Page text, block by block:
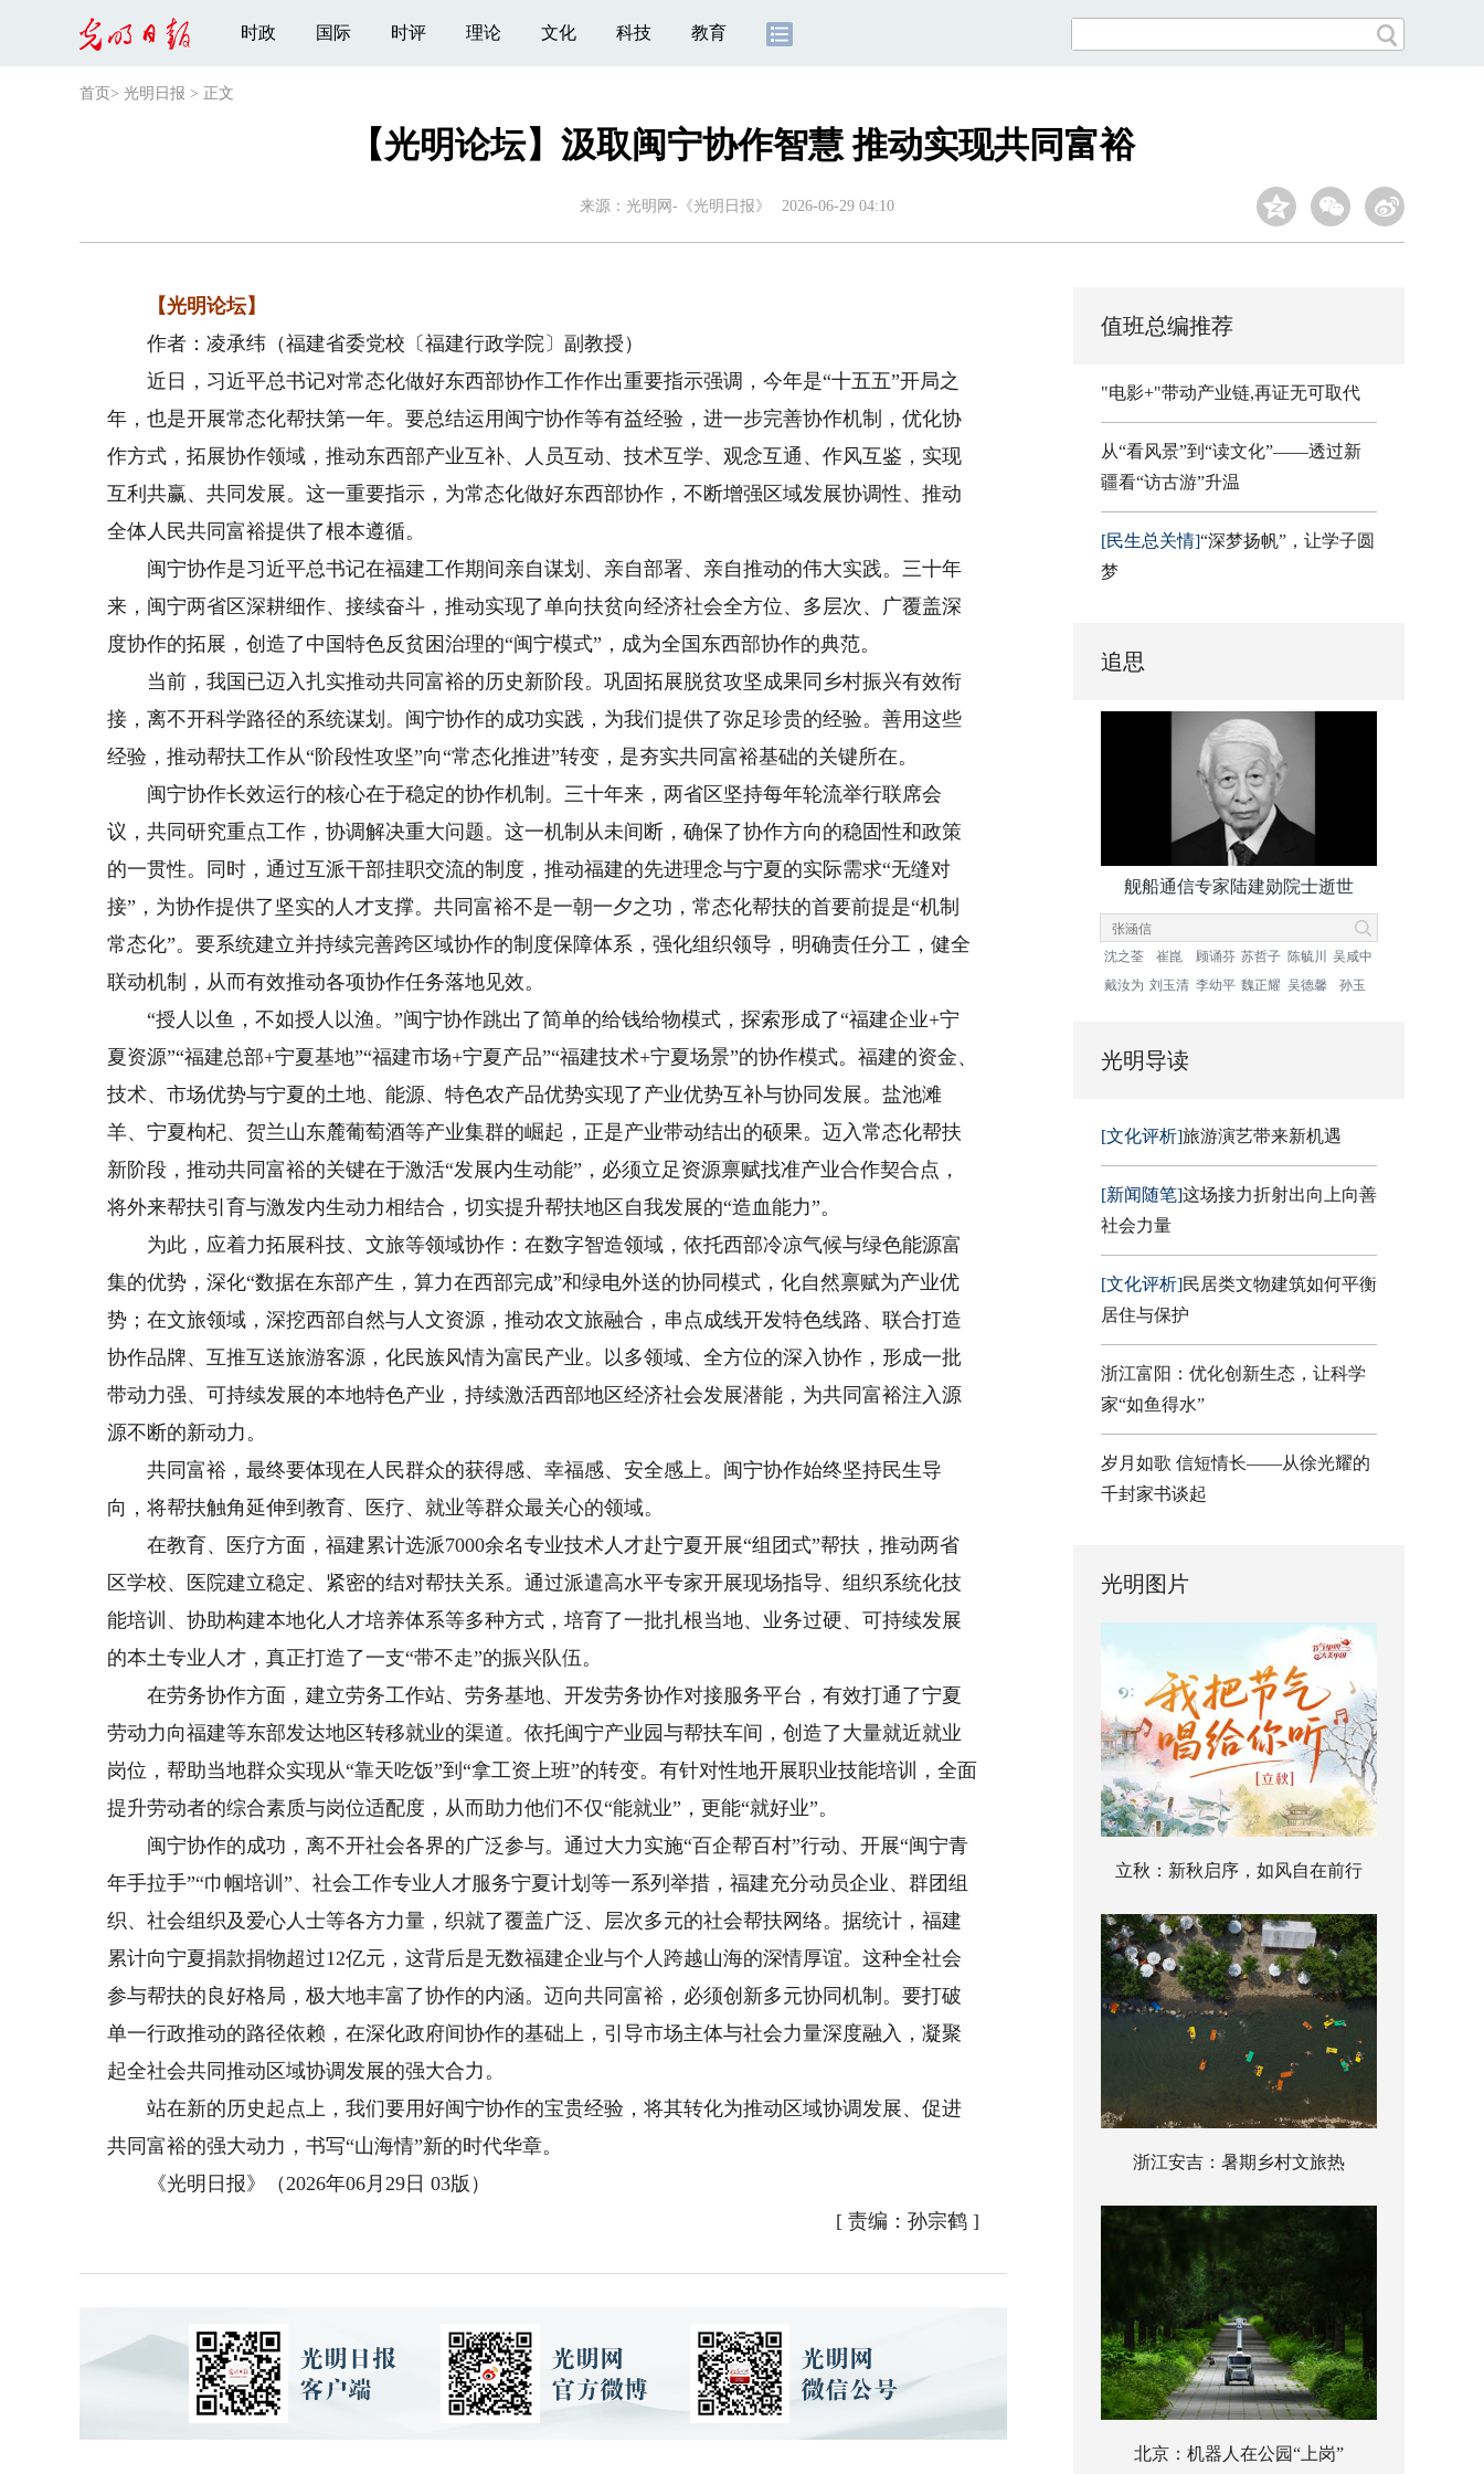
时政 国际 时评 理论 文化 科技 教育
首页 > 光明日报 > 正文
【光明论坛】汲取闽宁协作智慧 推动实现共同富裕
来源： 光明网-《光明日报》 2026-06-29 04:10
【光明论坛】
作者：凌承纬（福建省委党校〔福建行政学院〕副教授）
近日，习近平总书记对常态化做好东西部协作工作作出重要指示强调，今年是“十五五”开局之
年，也是开展常态化帮扶第一年。要总结运用闽宁协作等有益经验，进一步完善协作机制，优化协
作方式，拓展协作领域，推动东西部产业互补、人员互动、技术互学、观念互通、作风互鉴，实现
互利共赢、共同发展。这一重要指示，为常态化做好东西部协作，不断增强区域发展协调性、推动
全体人民共同富裕提供了根本遵循。
闽宁协作是习近平总书记在福建工作期间亲自谋划、亲自部署、亲自推动的伟大实践。三十年
来，闽宁两省区深耕细作、接续奋斗，推动实现了单向扶贫向经济社会全方位、多层次、广覆盖深
度协作的拓展，创造了中国特色反贫困治理的“闽宁模式”，成为全国东西部协作的典范。
当前，我国已迈入扎实推动共同富裕的历史新阶段。巩固拓展脱贫攻坚成果同乡村振兴有效衔
接，离不开科学路径的系统谋划。闽宁协作的成功实践，为我们提供了弥足珍贵的经验。善用这些
经验，推动帮扶工作从“阶段性攻坚”向“常态化推进”转变，是夯实共同富裕基础的关键所在。
闽宁协作长效运行的核心在于稳定的协作机制。三十年来，两省区坚持每年轮流举行联席会
议，共同研究重点工作，协调解决重大问题。这一机制从未间断，确保了协作方向的稳固性和政策
的一贯性。同时，通过互派干部挂职交流的制度，推动福建的先进理念与宁夏的实际需求“无缝对
接”，为协作提供了坚实的人才支撑。共同富裕不是一朝一夕之功，常态化帮扶的首要前提是“机制
常态化”。要系统建立并持续完善跨区域协作的制度保障体系，强化组织领导，明确责任分工，健全
联动机制，从而有效推动各项协作任务落地见效。
“授人以鱼，不如授人以渔。”闽宁协作跳出了简单的给钱给物模式，探索形成了“福建企业+宁
夏资源”“福建总部+宁夏基地”“福建市场+宁夏产品”“福建技术+宁夏场景”的协作模式。福建的资金、
技术、市场优势与宁夏的土地、能源、特色农产品优势实现了产业优势互补与协同发展。盐池滩
羊、宁夏枸杞、贺兰山东麓葡萄酒等产业集群的崛起，正是产业带动结出的硕果。迈入常态化帮扶
新阶段，推动共同富裕的关键在于激活“发展内生动能”，必须立足资源禀赋找准产业合作契合点，
将外来帮扶引育与激发内生动力相结合，切实提升帮扶地区自我发展的“造血能力”。
为此，应着力拓展科技、文旅等领域协作：在数字智造领域，依托西部冷凉气候与绿色能源富
集的优势，深化“数据在东部产生，算力在西部完成”和绿电外送的协同模式，化自然禀赋为产业优
势；在文旅领域，深挖西部自然与人文资源，推动农文旅融合，串点成线开发特色线路、联合打造
协作品牌、互推互送旅游客源，化民族风情为富民产业。以多领域、全方位的深入协作，形成一批
带动力强、可持续发展的本地特色产业，持续激活西部地区经济社会发展潜能，为共同富裕注入源
源不断的新动力。
共同富裕，最终要体现在人民群众的获得感、幸福感、安全感上。闽宁协作始终坚持民生导
向，将帮扶触角延伸到教育、医疗、就业等群众最关心的领域。
在教育、医疗方面，福建累计选派7000余名专业技术人才赴宁夏开展“组团式”帮扶，推动两省
区学校、医院建立稳定、紧密的结对帮扶关系。通过派遣高水平专家开展现场指导、组织系统化技
能培训、协助构建本地化人才培养体系等多种方式，培育了一批扎根当地、业务过硬、可持续发展
的本土专业人才，真正打造了一支“带不走”的振兴队伍。
在劳务协作方面，建立劳务工作站、劳务基地、开发劳务协作对接服务平台，有效打通了宁夏
劳动力向福建等东部发达地区转移就业的渠道。依托闽宁产业园与帮扶车间，创造了大量就近就业
岗位，帮助当地群众实现从“靠天吃饭”到“拿工资上班”的转变。有针对性地开展职业技能培训，全面
提升劳动者的综合素质与岗位适配度，从而助力他们不仅“能就业”，更能“就好业”。
闽宁协作的成功，离不开社会各界的广泛参与。通过大力实施“百企帮百村”行动、开展“闽宁青
年手拉手”“巾帼培训”、社会工作专业人才服务宁夏计划等一系列举措，福建充分动员企业、群团组
织、社会组织及爱心人士等各方力量，织就了覆盖广泛、层次多元的社会帮扶网络。据统计，福建
累计向宁夏捐款捐物超过12亿元，这背后是无数福建企业与个人跨越山海的深情厚谊。这种全社会
参与帮扶的良好格局，极大地丰富了协作的内涵。迈向共同富裕，必须创新多元协同机制。要打破
单一行政推动的路径依赖，在深化政府间协作的基础上，引导市场主体与社会力量深度融入，凝聚
起全社会共同推动区域协调发展的强大合力。
站在新的历史起点上，我们要用好闽宁协作的宝贵经验，将其转化为推动区域协调发展、促进
共同富裕的强大动力，书写“山海情”新的时代华章。
《光明日报》（2026年06月29日 03版）
[ 责编：孙宗鹤]
值班总编推荐
"电影+"带动产业链,再证无可取代
从“看风景”到“读文化”——透过新
疆看“访古游”升温
[民生总关情]“深梦扬帆”，让学子圆
梦
追思
舰船通信专家陆建勋院士逝世
沈之荃 崔崑 顾诵芬 苏哲子 陈毓川
吴咸中
戴汝为 刘玉清 李幼平 魏正耀 吴德馨 孙玉
光明导读
[文化评析]旅游演艺带来新机遇
[新闻随笔]这场接力折射出向上向善
社会力量
[文化评析]民居类文物建筑如何平衡
居住与保护
浙江富阳：优化创新生态，让科学
家“如鱼得水”
岁月如歌 信短情长——从徐光耀的
千封家书谈起
光明图片
立秋：新秋启序，如风自在前行
浙江安吉：暑期乡村文旅热
北京：机器人在公园“上岗”